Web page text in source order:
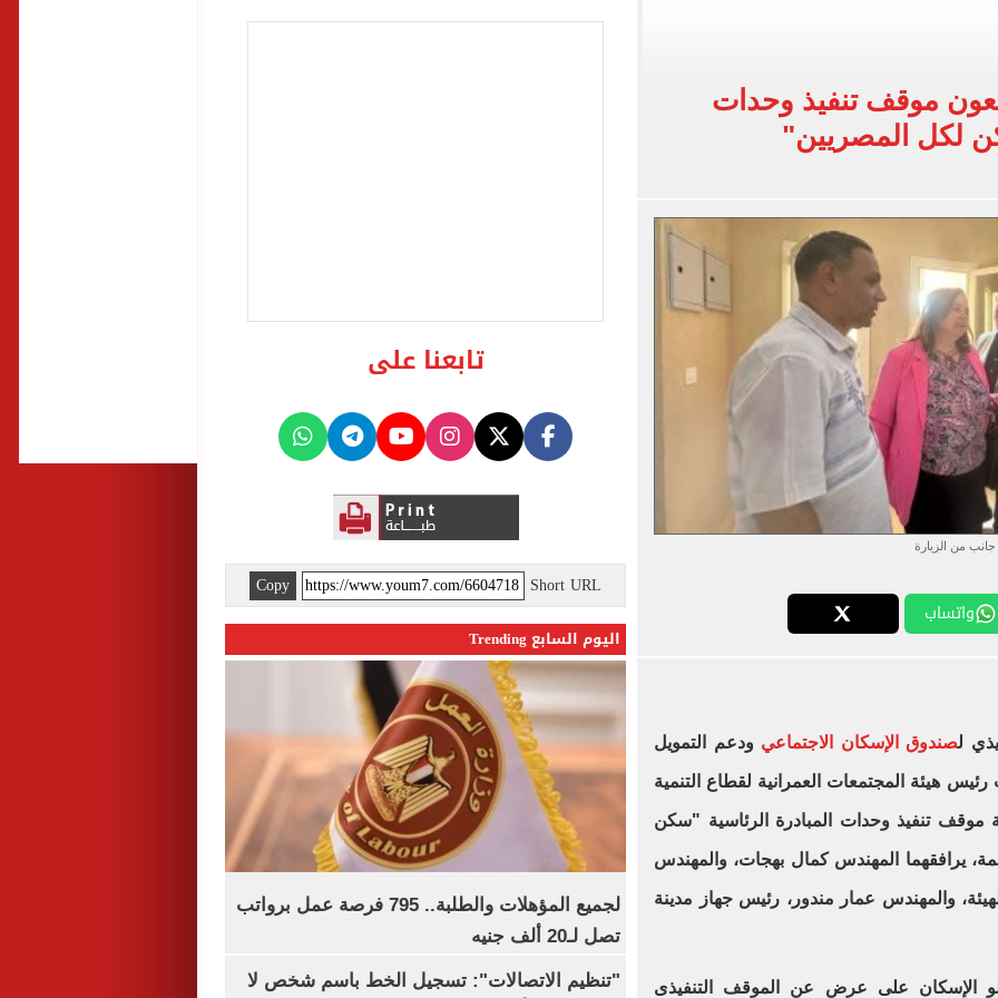
نهائى بطولة العالم
وائل جمعة فى مران الأهلي تستحضر أمجاد الصخرة
موقف تنفيذ وحدات
لكل المصريين"
جانب من الزيارة
واتساب
لصندوق الإسكان الاجتماعي ودعم التمويل
هيئة المجتمعات العمرانية لقطاع التنمية
موقف تنفيذ وحدات المبادرة الرئاسية "سكن
يرافقهما المهندس كمال بهجات، والمهندس
والمهندس عمار مندور، رئيس جهاز مدينة
الإسكان على عرضٍ عن الموقف التنفيذى
تابعنا على
Short URL
Copy
اليوم السابع Trending
لجميع المؤهلات والطلبة.. 795 فرصة عمل برواتب
تصل لـ20 ألف جنيه
"تنظيم الاتصالات": تسجيل الخط باسم شخص لا